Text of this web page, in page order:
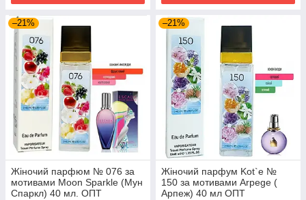
–21%
Жіночий парфюм № 076 за
мотивами Moon Sparkle (Мун
Спаркл) 40 мл. ОПТ
–21%
Жіночий парфум Kot`e №
150 за мотивами Arpege (
Арпеж) 40 мл ОПТ